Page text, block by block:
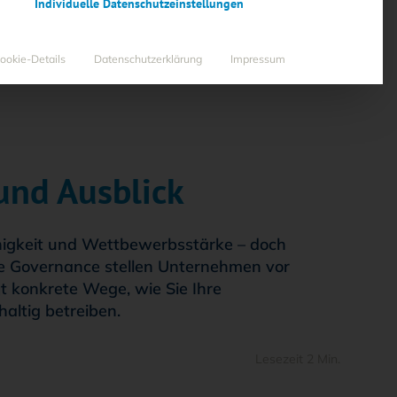
Ausblick
und Wettbewerbsstärke – doch
Governance stellen Unternehmen vor
konkrete Wege, wie Sie Ihre
betreiben.
Details Datenschutzerklärung Impressum